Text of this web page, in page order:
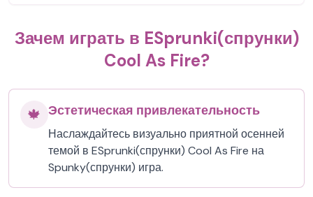
Зачем играть в ESprunki(спрунки)
Cool As Fire?
🍁 Эстетическая привлекательность
Наслаждайтесь визуально приятной осенней
темой в ESprunki(спрунки) Cool As Fire на
Spunky(спрунки) игра.